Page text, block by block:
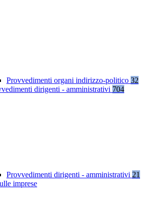
Provvedimenti organi indirizzo-politico 32
dirigenti - amministrativi 704
Provvedimenti dirigenti - amministrativi 21
imprese